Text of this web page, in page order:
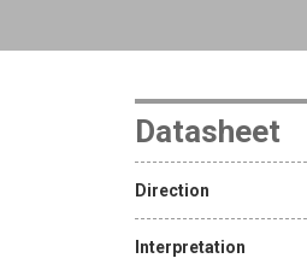
Datasheet
Direction
Interpretation